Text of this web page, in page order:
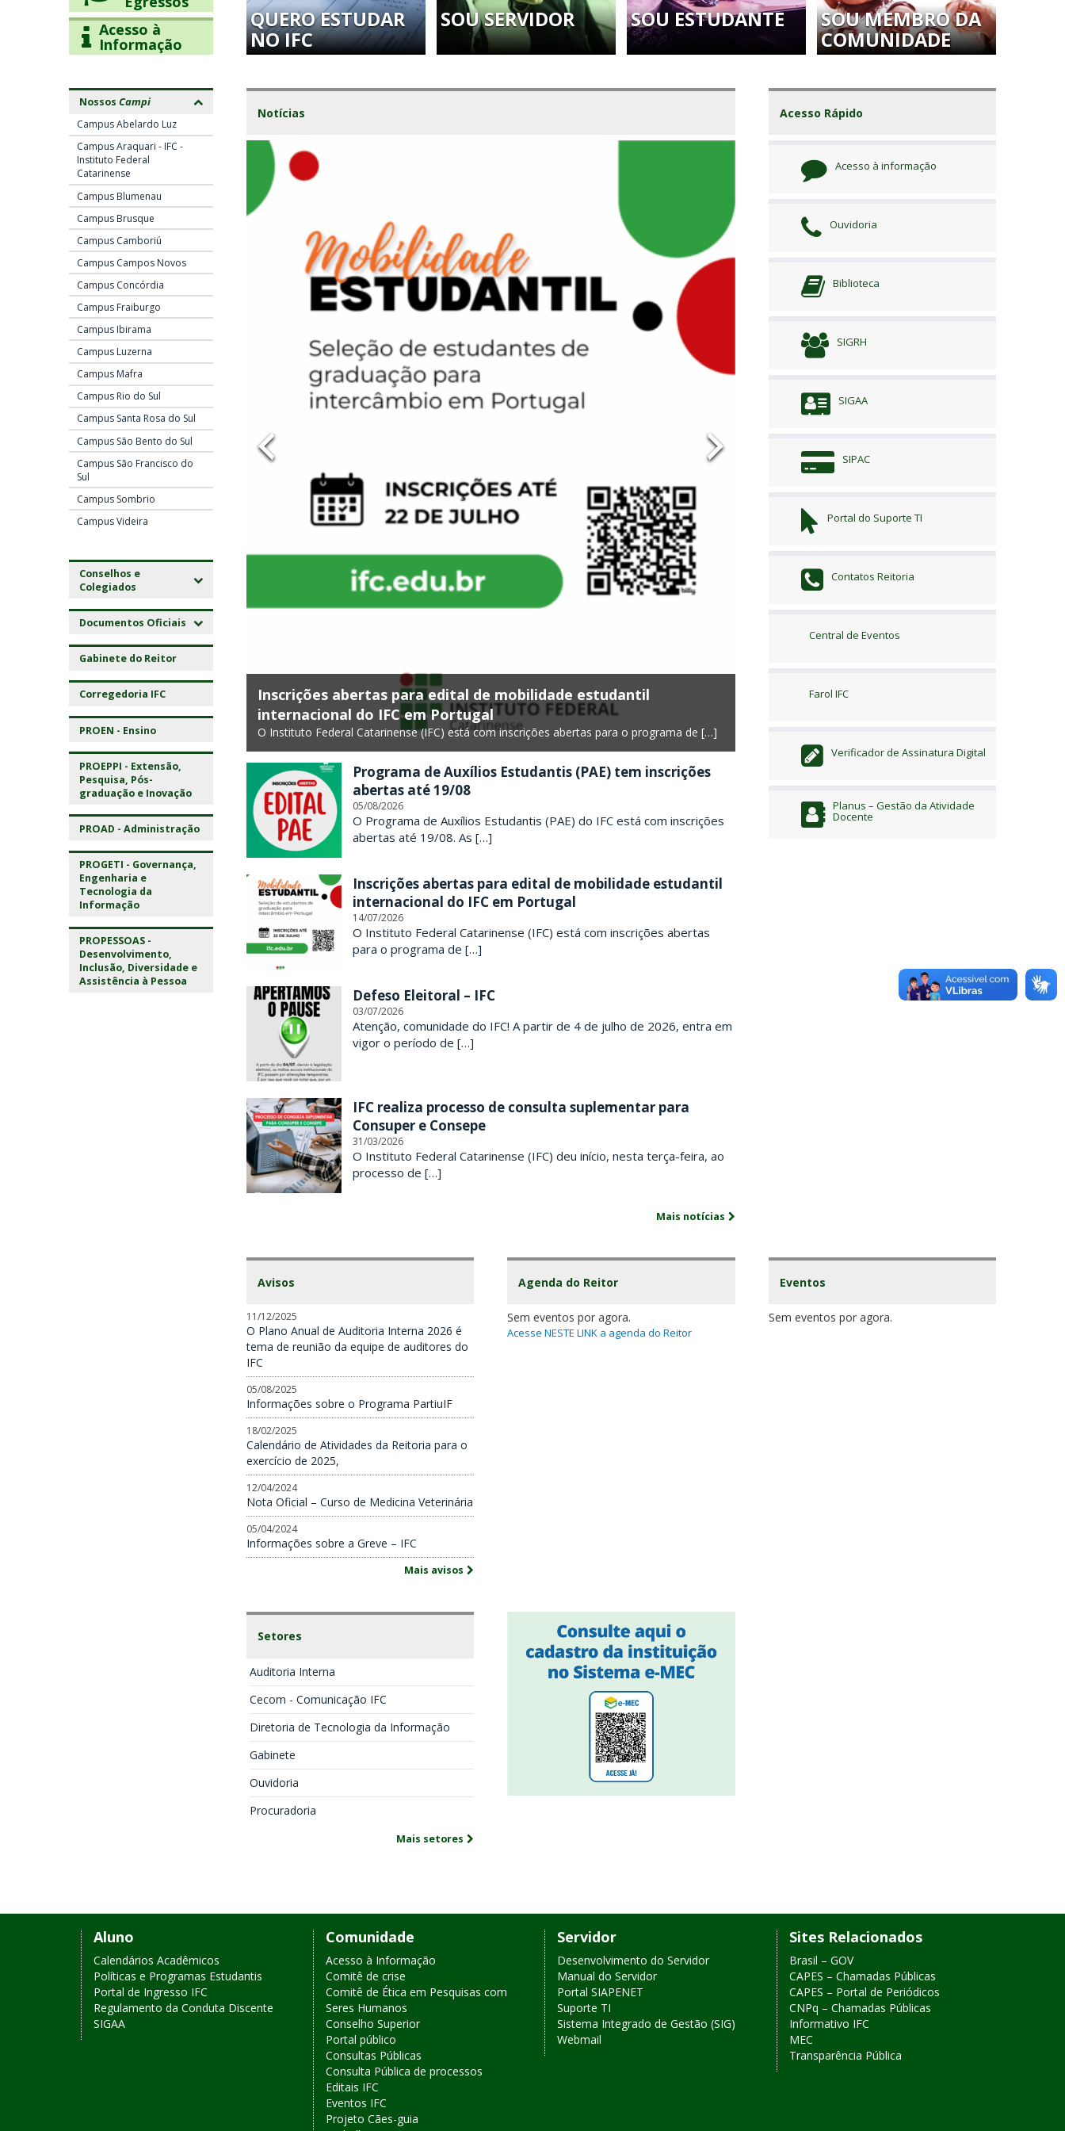
Acesso à
Informação
QUERO ESTUDAR
NO IFC
SOU SERVIDOR SOU ESTUDANTE
SOU MEMBRO DA
COMUNIDADE
m
n
p
n
p
l
Nossos Campi
Campus Abelardo Luz
Campus Araquari - IFC -
Instituto Federal
Catarinense
Campus Blumenau
Campus Brusque
Campus Camboriú
Campus Campos Novos
Campus Concórdia
Campus Fraiburgo
Campus Ibirama
Campus Luzerna
Campus Mafra
Campus Rio do Sul
Campus Santa Rosa do Sul
Campus São Bento do Sul
Campus São Francisco do
Sul
Campus Sombrio
Campus Videira
Conselhos e
Colegiados
Documentos Oficiais
Gabinete do Reitor
Corregedoria IFC
PROEN - Ensino
PROEPPI - Extensão,
Pesquisa, Pós-
graduação e Inovação
PROAD - Administração
PROGETI - Governança,
Engenharia e
Tecnologia da
Informação
PROPESSOAS -
Desenvolvimento,
Inclusão, Diversidade e
Assistência à Pessoa
c
n
e
o
I
F
I
d
e
C
a
a
i
n
e
s
Notícias
tem inscrições abertas
está com inscrições abertas até 19/08. As
Inscrições abertas para edital de mobilidade estudantil
internacional do IFC em Portugal
O Instituto Federal Catarinense (IFC) está com inscrições abertas para o programa de […]
Defeso Eleitoral – IFC
Programa de Auxílios Estudantis (PAE) tem inscrições
abertas até 19/08
05/08/2026
O Programa de Auxílios Estudantis (PAE) do IFC está com inscrições
abertas até 19/08. As […]
Inscrições abertas para edital de mobilidade estudantil
internacional do IFC em Portugal
14/07/2026
O Instituto Federal Catarinense (IFC) está com inscrições abertas
para o programa de […]
Defeso Eleitoral – IFC
03/07/2026
Atenção, comunidade do IFC! A partir de 4 de julho de 2026, entra em
vigor o período de […]
IFC realiza processo de consulta suplementar para
Consuper e Consepe
31/03/2026
O Instituto Federal Catarinense (IFC) deu início, nesta terça-feira, ao
processo de […]
Mais notícias
Avisos
11/12/2025
O Plano Anual de Auditoria Interna 2026 é
tema de reunião da equipe de auditores do
IFC
05/08/2025
Informações sobre o Programa PartiuIF
18/02/2025
Calendário de Atividades da Reitoria para o
exercício de 2025,
12/04/2024
Nota Oficial – Curso de Medicina Veterinária
05/04/2024
Informações sobre a Greve – IFC
Mais avisos
Agenda do Reitor
Sem eventos por agora.
Acesse NESTE LINK a agenda do Reitor
Eventos
Sem eventos por agora.
Setores
Auditoria Interna
Cecom - Comunicação IFC
Diretoria de Tecnologia da Informação
Gabinete
Ouvidoria
Procuradoria
Mais setores
Acesso Rápido
Acesso à informação
Ouvidoria
Biblioteca
SIGRH
SIGAA
SIPAC
Portal do Suporte TI
Contatos Reitoria
Central de Eventos
Farol IFC
Verificador de Assinatura Digital
Planus – Gestão da Atividade
Docente
acesso
rápido
Aluno
Calendários Acadêmicos
Políticas e Programas Estudantis
Portal de Ingresso IFC
Regulamento da Conduta Discente
SIGAA
Comunidade
Acesso à Informação
Comitê de crise
Comitê de Ética em Pesquisas com
Seres Humanos
Conselho Superior
Portal público
Consultas Públicas
Consulta Pública de processos
Editais IFC
Eventos IFC
Projeto Cães-guia
Servidor
Desenvolvimento do Servidor
Manual do Servidor
Portal SIAPENET
Suporte TI
Sistema Integrado de Gestão (SIG)
Webmail
Sites Relacionados
Brasil – GOV
CAPES – Chamadas Públicas
CAPES – Portal de Periódicos
CNPq – Chamadas Públicas
Informativo IFC
MEC
Transparência Pública